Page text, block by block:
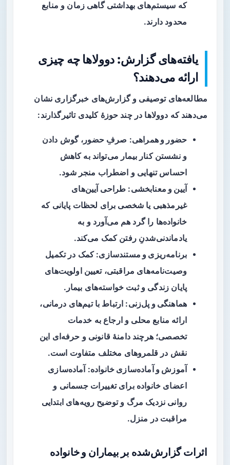
که سیستم‌های بهداشتی گاهی زمان و منابع
محدود دارند.
یافته‌های گزارش: دوولاها چه چیزی
ارائه می‌دهند؟
مطالعه‌های توصیفی و گزارش‌های خبرگزاری نشان
می‌دهند که دوولاها در چند حوزهٔ کلیدی تاثیرگذارند:
حضور و همراهی: صرفِ حضور، گوش دادن
و نشستن کنار بیمار می‌تواند به کاهش
احساس تنهایی و اضطراب منجر شود.
آیین و معنابخشی: طراحی آیین‌های
غیرمذهبی یا شخصی برای لحظات پایانی که
خانواده‌ها را گرد هم می‌آورد و به
یادماندنی‌شدنِ رفتن کمک می‌کند.
برنامه‌ریزی و مستندسازی: کمک در تکمیل
وصیت‌نامه‌های مراقبتی، تعیین اولویت‌های
پایان زندگی و ثبت خواسته‌های بیمار.
هماهنگی و پل‌زنی: ارتباط با تیم‌های درمانی،
ارائه منابع محلی و ارجاع به خدمات
تخصصی؛ هرچند دامنهٔ قانونی و حرفه‌ای این
نقش در قلمروهای مختلف متفاوت است.
آموزش و آماده‌سازی خانواده: آماده‌سازی
اعضای خانواده برای تغییرات جسمانی و
روانی نزدیک مرگ و توضیح رویه‌های ابتدایی
مراقبت در منزل.
اثرات گزارش‌شده بر بیماران و خانواده